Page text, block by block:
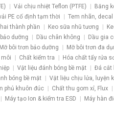
Vải chịu nhiệt Teflon (PTFE) Băng
PE cố định tạm thời Tem nhãn, decal
hai thành phần Keo sữa nhũ tương
dưỡng Dầu chân không Dầu gia
Mỡ bôi trơn bảo dưỡng Mỡ bôi trơn đa
Chất kiểm tra Hóa chất tẩy rửa
Vật liệu đánh bóng bề mặt Đá cắt
bóng bề mặt Vật liệu chịu lửa, luyện
phủ khuôn đúc Chất thu gom xỉ, Flux
Máy tạo Ion & kiểm tra ESD Máy hàn